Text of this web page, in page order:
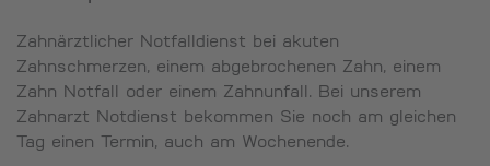
Zahnärztlicher Notfalldienst bei akuten
Zahnschmerzen, einem abgebrochenen Zahn, einem
Zahn Notfall oder einem Zahnunfall. Bei unserem
Zahnarzt Notdienst bekommen Sie noch am gleichen
Tag einen Termin, auch am Wochenende.